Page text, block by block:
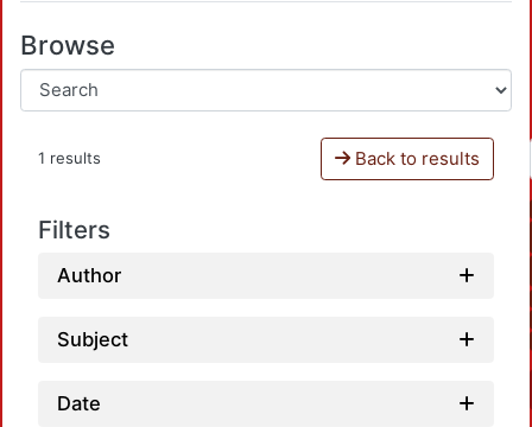
Browse
1 results Back to results
Filters
Author
Subject
Date